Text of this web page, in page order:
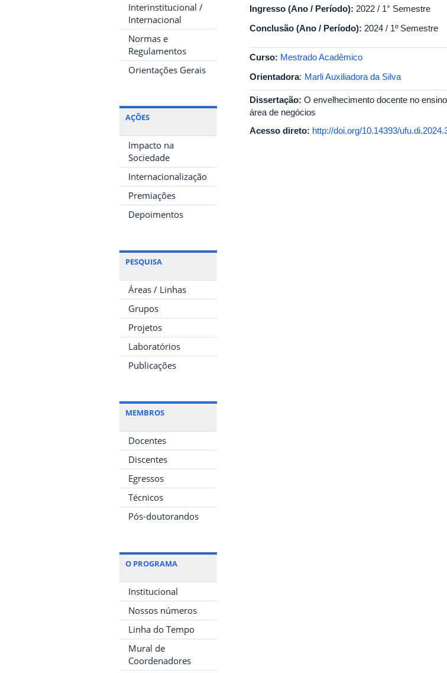
Interinstitucional /
Internacional
Normas e
Regulamentos
Orientações Gerais
AÇÕES
Impacto na
Sociedade
Internacionalização
Premiações
Depoimentos
PESQUISA
Áreas / Linhas
Grupos
Projetos
Laboratórios
Publicações
MEMBROS
Docentes
Discentes
Egressos
Técnicos
Pós-doutorandos
O PROGRAMA
Institucional
Nossos números
Linha do Tempo
Mural de
Coordenadores
Ingresso (Ano / Período): 2022 / 1° Semestre
Conclusão (Ano / Período): 2024 / 1º Semestre
Curso: Mestrado Acadêmico
Orientadora: Marli Auxiliadora da Silva
Dissertação: O envelhecimento docente no
área de negócios
Acesso direto: http://doi.org/10.14393/